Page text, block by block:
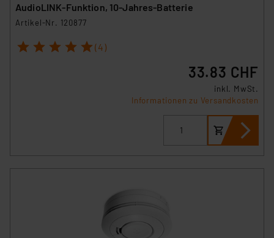
AudioLINK-Funktion, 10-Jahres-Batterie
Artikel-Nr. 120877
1 2 3 4 5 (4)
33.83 CHF
inkl. MwSt.
Informationen zu Versandkosten